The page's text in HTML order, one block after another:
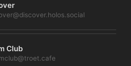
Club